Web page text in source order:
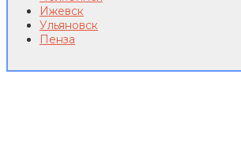
Ижевск
Ульяновск
Пенза